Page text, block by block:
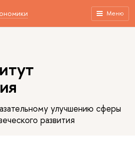
Меню
улучшению сферы
развития